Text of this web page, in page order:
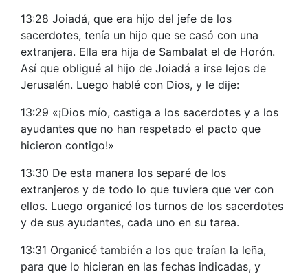
13:28 Joiadá, que era hijo del jefe de los
sacerdotes, tenía un hijo que se casó con una
extranjera. Ella era hija de Sambalat el de Horón.
Así que obligué al hijo de Joiadá a irse lejos de
Jerusalén. Luego hablé con Dios, y le dije:
13:29 «¡Dios mío, castiga a los sacerdotes y a los
ayudantes que no han respetado el pacto que
hicieron contigo!»
13:30 De esta manera los separé de los
extranjeros y de todo lo que tuviera que ver con
ellos. Luego organicé los turnos de los sacerdotes
y de sus ayudantes, cada uno en su tarea.
13:31 Organicé también a los que traían la leña,
para que lo hicieran en las fechas indicadas, y